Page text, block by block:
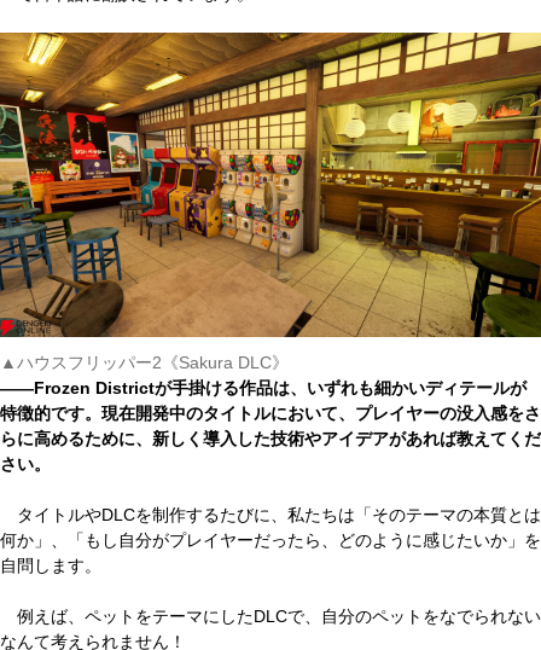
▲ハウスフリッパー2《Sakura DLC》
――Frozen Districtが手掛ける作品は、いずれも細かいディテールが
特徴的です。現在開発中のタイトルにおいて、プレイヤーの没入感をさ
らに高めるために、新しく導入した技術やアイデアがあれば教えてくだ
さい。
タイトルやDLCを制作するたびに、私たちは「そのテーマの本質とは
何か」、「もし自分がプレイヤーだったら、どのように感じたいか」を
自問します。
例えば、ペットをテーマにしたDLCで、自分のペットをなでられない
なんて考えられません！